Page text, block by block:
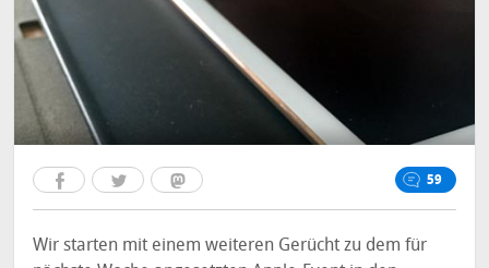
59
Wir starten mit einem weiteren Gerücht zu dem für